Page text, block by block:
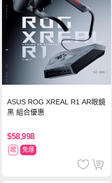
ASUS ROG XREAL R1 AR眼鏡
黑 組合優惠
$58,998
贈 免運